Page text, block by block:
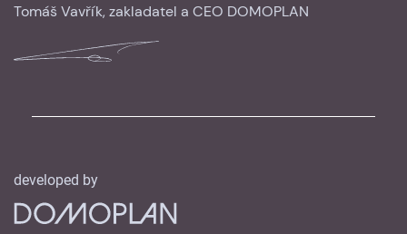
Tomáš Vavřík, zakladatel a CEO DOMOPLAN
developed by